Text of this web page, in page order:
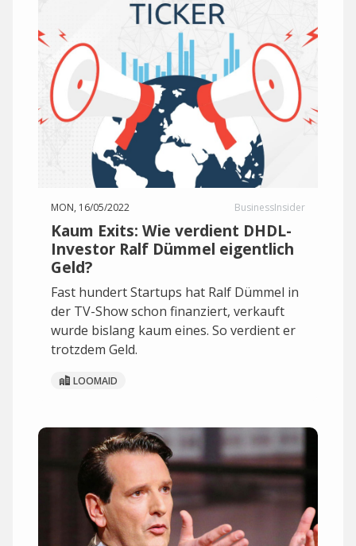
MON, 16/05/2022 BusinessInsider
Kaum Exits: Wie verdient DHDL-
Investor Ralf Dümmel eigentlich
Geld?
Fast hundert Startups hat Ralf Dümmel in
der TV-Show schon finanziert, verkauft
wurde bislang kaum eines. So verdient er
trotzdem Geld.
LOOMAID